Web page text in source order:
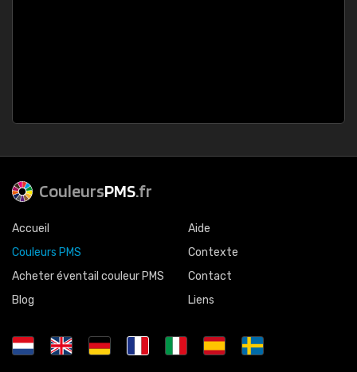
CouleursPMS.fr
Accueil
Couleurs PMS
Acheter éventail couleur PMS
Blog
Aide
Contexte
Contact
Liens